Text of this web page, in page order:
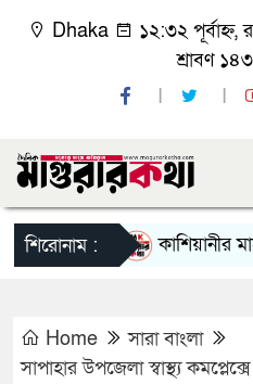
Dhaka
১২:৩২
শ্রাবণ
শিরোনাম : কাশিয়ানীর
Home
সারা বাংলা
সাপাহার উপজেলা স্বাস্থ্য